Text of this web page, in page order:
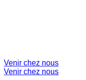
Venir chez nous
Venir chez nous